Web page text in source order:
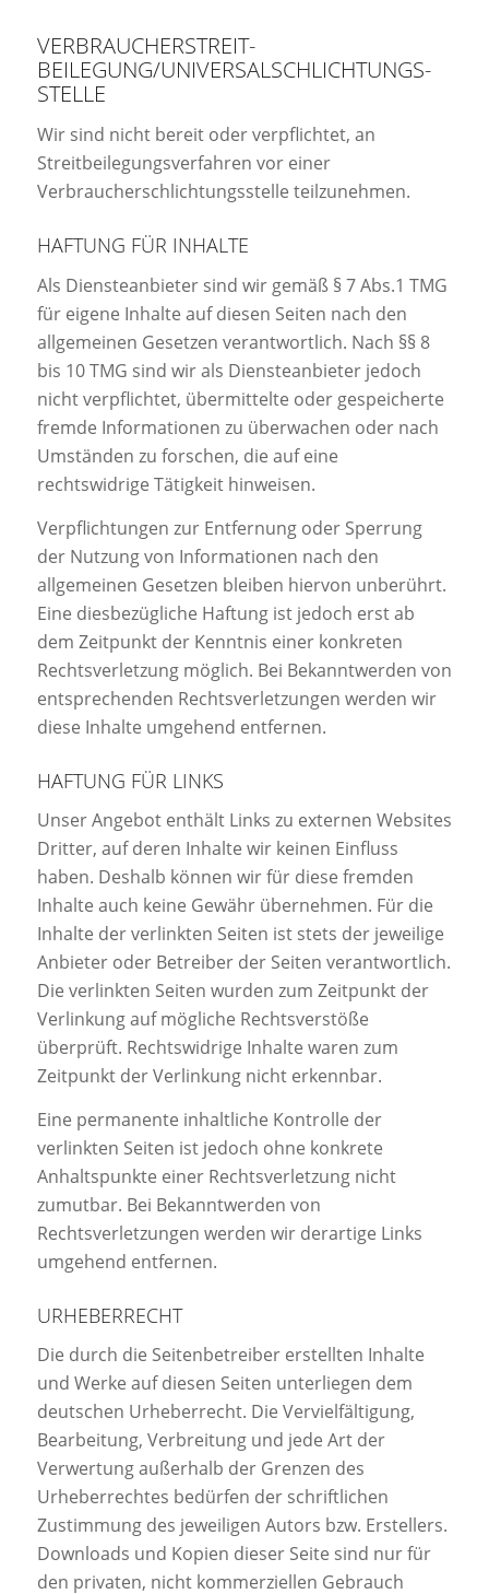
VERBRAUCHER­STREIT­
BEILEGUNG/UNIVERSAL­SCHLICHTUNGS­
STELLE
Wir sind nicht bereit oder verpflichtet, an
Streitbeilegungsverfahren vor einer
Verbraucherschlichtungsstelle teilzunehmen.
HAFTUNG FÜR INHALTE
Als Diensteanbieter sind wir gemäß § 7 Abs.1 TMG
für eigene Inhalte auf diesen Seiten nach den
allgemeinen Gesetzen verantwortlich. Nach §§ 8
bis 10 TMG sind wir als Diensteanbieter jedoch
nicht verpflichtet, übermittelte oder gespeicherte
fremde Informationen zu überwachen oder nach
Umständen zu forschen, die auf eine
rechtswidrige Tätigkeit hinweisen.
Verpflichtungen zur Entfernung oder Sperrung
der Nutzung von Informationen nach den
allgemeinen Gesetzen bleiben hiervon unberührt.
Eine diesbezügliche Haftung ist jedoch erst ab
dem Zeitpunkt der Kenntnis einer konkreten
Rechtsverletzung möglich. Bei Bekanntwerden von
entsprechenden Rechtsverletzungen werden wir
diese Inhalte umgehend entfernen.
HAFTUNG FÜR LINKS
Unser Angebot enthält Links zu externen Websites
Dritter, auf deren Inhalte wir keinen Einfluss
haben. Deshalb können wir für diese fremden
Inhalte auch keine Gewähr übernehmen. Für die
Inhalte der verlinkten Seiten ist stets der jeweilige
Anbieter oder Betreiber der Seiten verantwortlich.
Die verlinkten Seiten wurden zum Zeitpunkt der
Verlinkung auf mögliche Rechtsverstöße
überprüft. Rechtswidrige Inhalte waren zum
Zeitpunkt der Verlinkung nicht erkennbar.
Eine permanente inhaltliche Kontrolle der
verlinkten Seiten ist jedoch ohne konkrete
Anhaltspunkte einer Rechtsverletzung nicht
zumutbar. Bei Bekanntwerden von
Rechtsverletzungen werden wir derartige Links
umgehend entfernen.
URHEBERRECHT
Die durch die Seitenbetreiber erstellten Inhalte
und Werke auf diesen Seiten unterliegen dem
deutschen Urheberrecht. Die Vervielfältigung,
Bearbeitung, Verbreitung und jede Art der
Verwertung außerhalb der Grenzen des
Urheberrechtes bedürfen der schriftlichen
Zustimmung des jeweiligen Autors bzw. Erstellers.
Downloads und Kopien dieser Seite sind nur für
den privaten, nicht kommerziellen Gebrauch